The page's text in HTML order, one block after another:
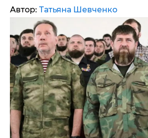
Автор: Татьяна Шевченко